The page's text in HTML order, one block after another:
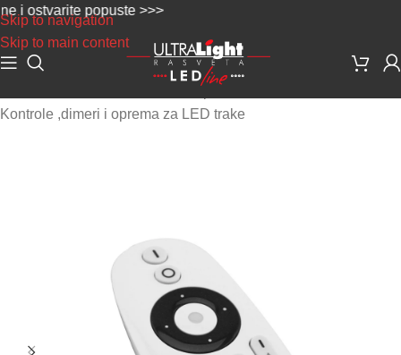
Skip to navigation
Skip to main content
popuste >>>
Kontrole ,dimeri i oprema za LED trake